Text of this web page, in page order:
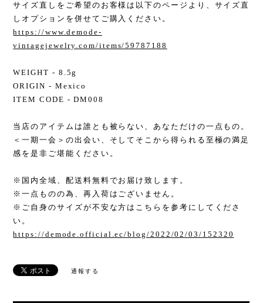
サイズ直しをご希望のお客様は以下のページより、サイズ直
しオプションを併せてご購入ください。
https://www.demode-
vintagejewelry.com/items/59787188
WEIGHT - 8.5g
ORIGIN - Mexico
ITEM CODE - DM008
当店のアイテムは誰とも被らない、あなただけの一点もの。
＜一期一会＞の出会い、そしてそこから得られる至極の満足
感を是非ご堪能ください。
※国内全域、配送料無料でお届け致します。
※一点ものの為、再入荷はございません。
※ご自身のサイズが不安な方はこちらを参考にしてくださ
い。
https://demode.official.ec/blog/2022/02/03/152320
通報する